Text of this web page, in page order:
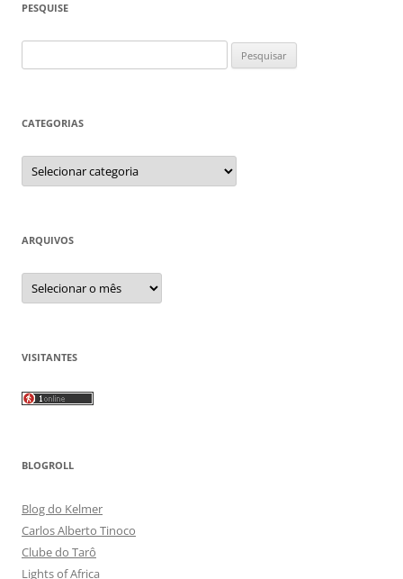
PESQUISE
por:
CATEGORIAS
Categorias
ARQUIVOS
Arquivos
VISITANTES
BLOGROLL
Blog do Kelmer
Carlos Alberto Tinoco
Clube do Tarô
Lights of Africa